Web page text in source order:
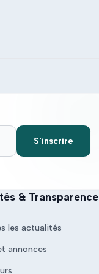
S'inscrire
& Transparence
les actualités
annonces